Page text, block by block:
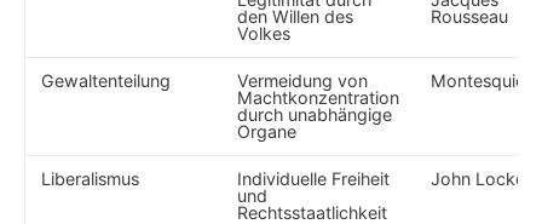
den Willen des
Volkes
Rousseau
Gewaltenteilung
Vermeidung von
Machtkonzentration
durch unabhängige⁤
Organe
Montesquieu
Liberalismus
Individuelle Freiheit
und
Rechtsstaatlichkeit
John Locke